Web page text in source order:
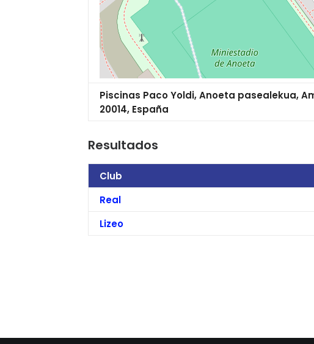
Piscinas Paco Yoldi, Anoeta pasealekua,
20014, España
Resultados
Club
Real
Lizeo